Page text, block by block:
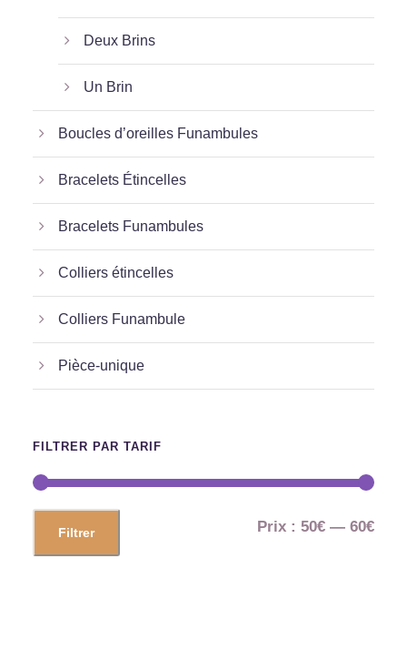
Deux Brins
Un Brin
Boucles d’oreilles Funambules
Bracelets Étincelles
Bracelets Funambules
Colliers étincelles
Colliers Funambule
Pièce-unique
FILTRER PAR TARIF
PP
Filtrer Prix : 50€ — 60€